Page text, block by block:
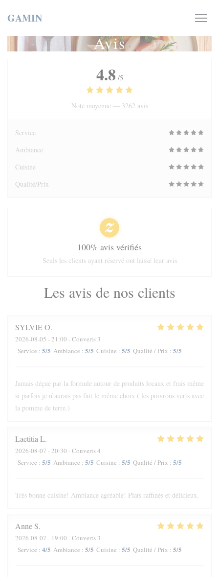
GAMIN
Avis
Les avis de nos clients
SYLVIEO
2026-08-05 - 21:00 - Couverts 3
Service : 5/5 Ambiance : 5/5 Cuisine : 5/5 Qualité / Prix : 5/5
Jamais déçue par la formule autour de produits locaux et frais même
si parfois je n’aurais pas fait le même choix ( les poivrons verts avec
la pomme de terre.)
Laetitia L
2026-08-07 - 20:30 - Couverts 4
Service : 5/5 Ambiance : 5/5 Cuisine : 5/5 Qualité / Prix : 5/5
Très bonne cuisine! Ambiance agréable! Plats raffinés et délicieux.
Anne S
2026-08-07 - 19:00 - Couverts 3
Service : 4/5 Ambiance : 5/5 Cuisine : 5/5 Qualité / Prix : 5/5
4.8 /5
Note moyenne — 3262 avis
Service
Ambiance
Cuisine
Qualité/Prix
100% avis vérifiés
Seuls les clients ayant réservé ont laissé leur avis